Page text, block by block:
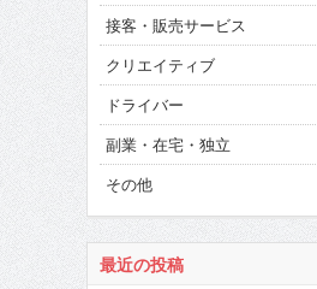
接客・販売サービス
クリエイティブ
ドライバー
副業・在宅・独立
その他
最近の投稿